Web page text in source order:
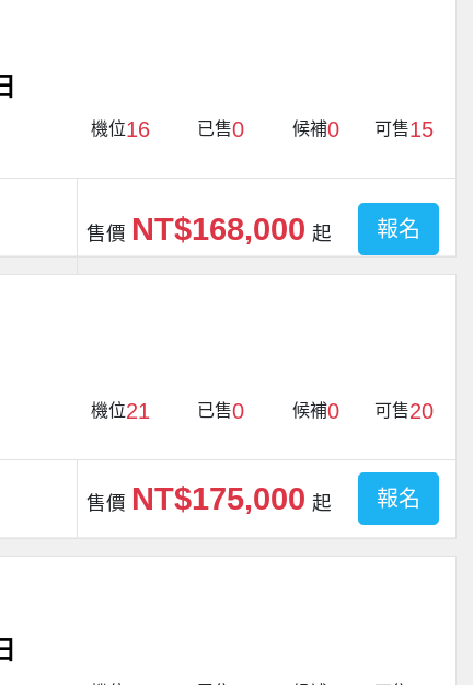
機位16 已售0 候補0 可售15
售價 NT$168,000 起 報名
機位21 已售0 候補0 可售20
售價 NT$175,000 起 報名